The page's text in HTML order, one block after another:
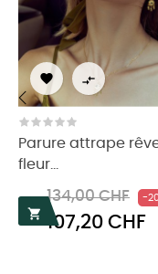
 
Parure attrape
fleur...

Prix
habituel
134,00 CHF -
107,20 CHF